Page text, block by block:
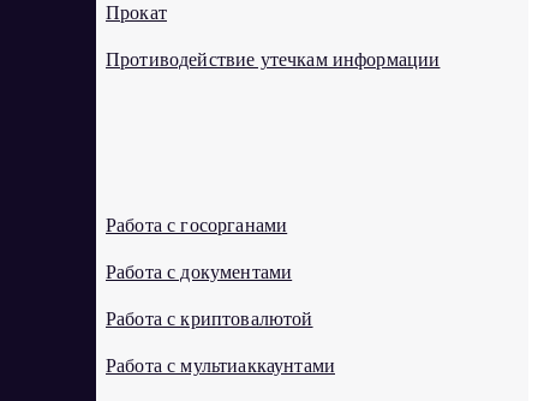
Прокат
Противодействие утечкам информации
Работа с госорганами
Работа с документами
Работа с криптовалютой
Работа с мультиаккаунтами